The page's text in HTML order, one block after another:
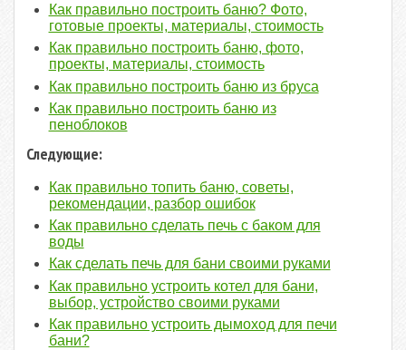
Как правильно построить баню? Фото,
готовые проекты, материалы, стоимость
Как правильно построить баню, фото,
проекты, материалы, стоимость
Как правильно построить баню из бруса
Как правильно построить баню из
пеноблоков
Следующие:
Как правильно топить баню, советы,
рекомендации, разбор ошибок
Как правильно сделать печь с баком для
воды
Как сделать печь для бани своими руками
Как правильно устроить котел для бани,
выбор, устройство своими руками
Как правильно устроить дымоход для печи
бани?